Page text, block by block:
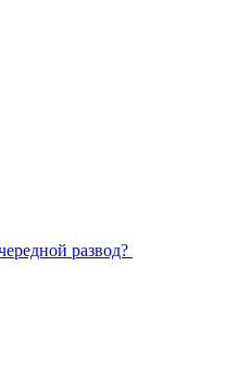
развод?